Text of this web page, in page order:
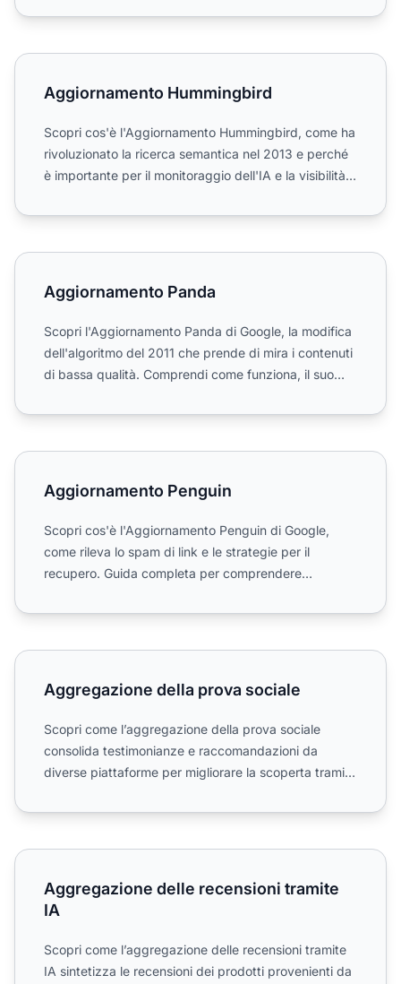
Aggiornamento Hummingbird
Aggiornamento Hummingbird
Scopri cos'è l'Aggiornamento Hummingbird, come ha
rivoluzionato la ricerca semantica nel 2013 e perché
è importante per il monitoraggio dell'IA e la visibilità
Aggiornamento Panda
Aggiornamento Panda
Scopri l'Aggiornamento Panda di Google, la modifica
dell'algoritmo del 2011 che prende di mira i contenuti
di bassa qualità. Comprendi come funziona, il suo
Aggiornamento Penguin
Aggiornamento Penguin
Scopri cos'è l'Aggiornamento Penguin di Google,
come rileva lo spam di link e le strategie per il
recupero. Guida completa per comprendere
Aggregazione della prova sociale
Aggregazione della prova sociale
Scopri come l’aggregazione della prova sociale
consolida testimonianze e raccomandazioni da
diverse piattaforme per migliorare la scoperta tramite
Aggregazione delle recensioni tramite IA
Aggregazione delle recensioni tramite
IA
Scopri come l’aggregazione delle recensioni tramite
IA sintetizza le recensioni dei prodotti provenienti da